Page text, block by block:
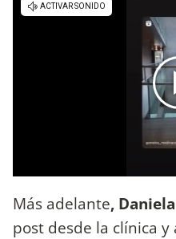
Más adelante,
post desde la clínica